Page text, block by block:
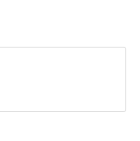
の対応のために利用いた